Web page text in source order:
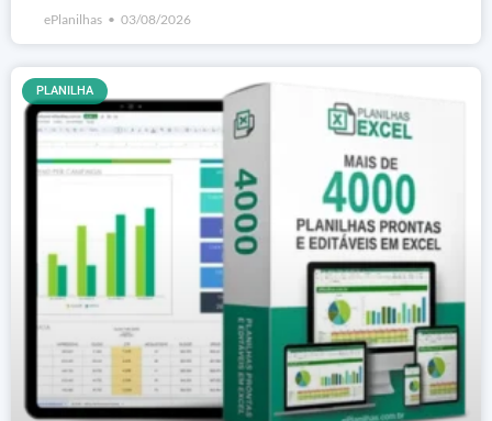
ePlanilhas 03/08/2026
PLANILHA